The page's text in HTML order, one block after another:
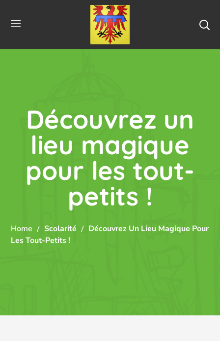
Découvrez un
lieu magique
pour les tout-
petits !
Home Scolarité
Découvrez Un Lieu Magique Pour
Les Tout-Petits !